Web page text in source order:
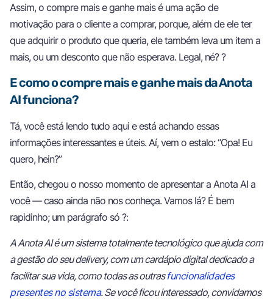
Assim, o compre mais e ganhe mais é uma ação de
motivação para o cliente a comprar, porque, além de ele ter
que adquirir o produto que queria, ele também leva um item a
mais, ou um desconto que não esperava. Legal, né? ?
E como o compre mais e ganhe mais da Anota
AI funciona?
Tá, você está lendo tudo aqui e está achando essas
informações interessantes e úteis. Aí, vem o estalo: “Opa! Eu
quero, hein?”
Então, chegou o nosso momento de apresentar a Anota AI a
você — caso ainda não nos conheça. Vamos lá? É bem
rapidinho; um parágrafo só ?:
A Anota AI é um sistema totalmente tecnológico que ajuda com
a gestão do seu delivery, com um cardápio digital dedicado a
facilitar sua vida, como todas as outrasfuncionalidades
presentes no sistema. Se você ficou interessado, convidamos